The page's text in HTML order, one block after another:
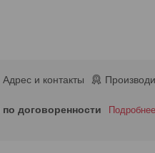
Адрес и контакты
по договоренности Подробнее